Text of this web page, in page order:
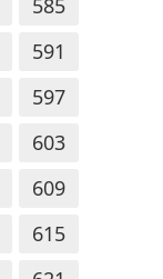
585
591
597
603
609
615